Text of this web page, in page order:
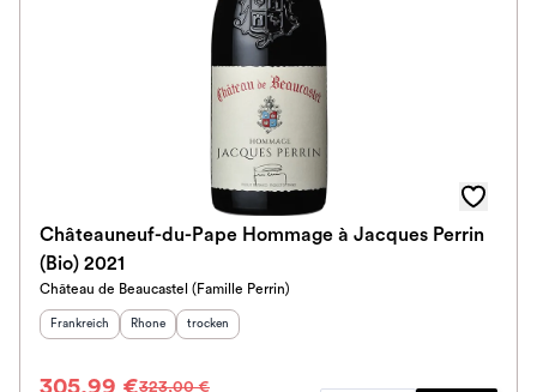
Châteauneuf-du-Pape Hommage à Jacques Perrin
(Bio) 2021
Château de Beaucastel (Famille Perrin)
Herkunftsland
Frankreich Herkunftsregion:
Rhone Geschmack
trocken
305,99 €323,00 €